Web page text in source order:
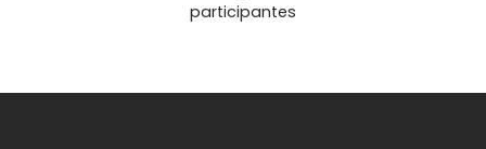
participantes